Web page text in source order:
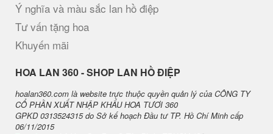
Ý nghĩa và màu sắc lan hồ điệp
Tư vấn tặng hoa
Khuyến mãi
H​OA LAN 360 - SHOP LAN HỒ ĐIỆP
hoalan360.com là website trực thuộc quyền quản lý của CÔNG TY
CỔ PHẦN XUẤT NHẬP KHẨU HOA TƯƠI 360
GPKD 0313524315 do Sở kế hoạch Đầu tư TP. Hồ Chí Minh cấp
06/11/2015